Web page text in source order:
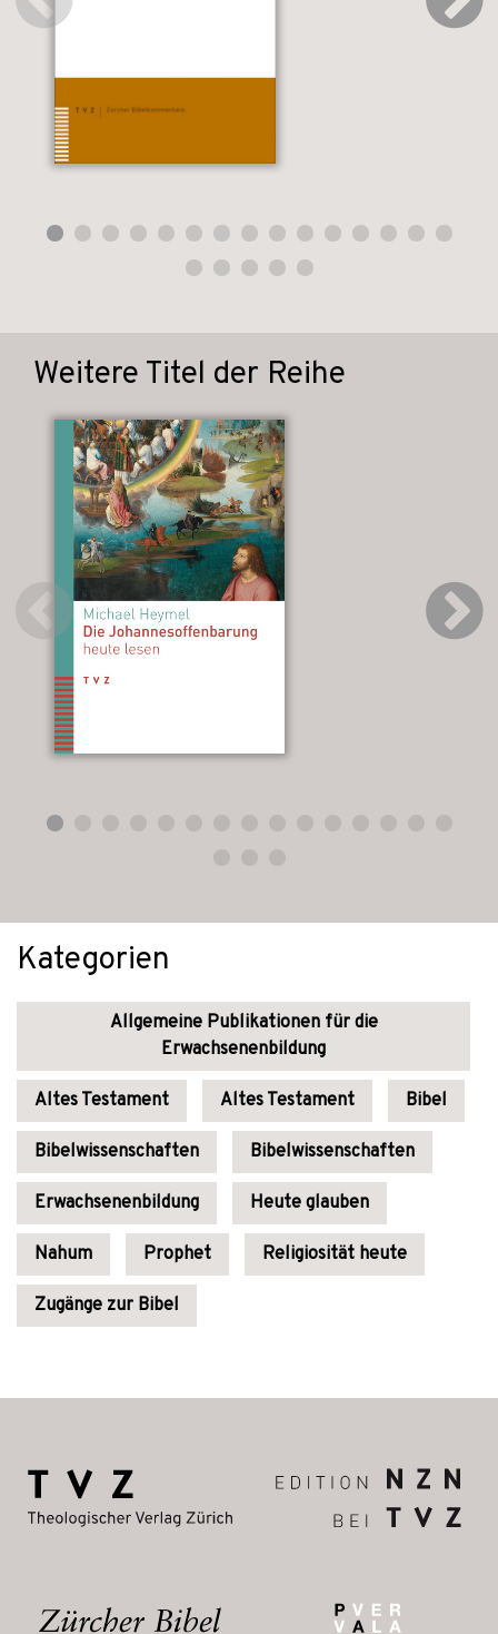
Weitere Titel der Reihe
Kategorien
Allgemeine Publikationen für die
Erwachsenenbildung
Altes Testament Altes Testament Bibel
Bibelwissenschaften Bibelwissenschaften
Erwachsenenbildung Heute glauben
Nahum Prophet Religiosität heute
Zugänge zur Bibel